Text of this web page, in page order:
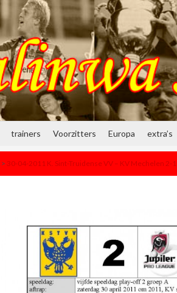
trainers Voorzitters Europa extra’s
> 30-04-2011 K. Sint-Truidense VV – KV Mechelen 2-1